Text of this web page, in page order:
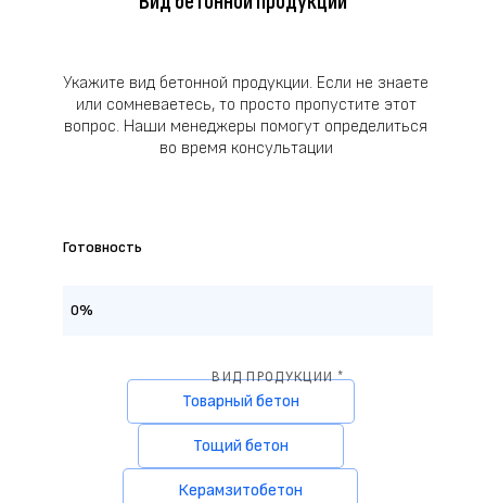
Укажите вид бетонной продукции. Если не знаете
или сомневаетесь, то просто пропустите этот
вопрос. Наши менеджеры помогут определиться
во время консультации
Готовность
0%
ВИД ПРОДУКЦИИ *
Товарный бетон
Тощий бетон
Керамзитобетон